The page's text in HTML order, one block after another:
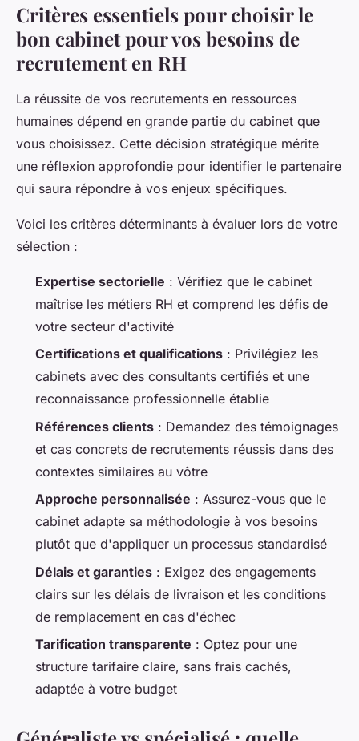
Critères essentiels pour choisir le
bon cabinet pour vos besoins de
recrutement en RH
La réussite de vos recrutements en ressources
humaines dépend en grande partie du cabinet que
vous choisissez. Cette décision stratégique mérite
une réflexion approfondie pour identifier le partenaire
qui saura répondre à vos enjeux spécifiques.
Voici les critères déterminants à évaluer lors de votre
sélection :
Expertise sectorielle : Vérifiez que le cabinet
maîtrise les métiers RH et comprend les défis de
votre secteur d'activité
Certifications et qualifications : Privilégiez les
cabinets avec des consultants certifiés et une
reconnaissance professionnelle établie
Références clients : Demandez des témoignages
et cas concrets de recrutements réussis dans des
contextes similaires au vôtre
Approche personnalisée : Assurez-vous que le
cabinet adapte sa méthodologie à vos besoins
plutôt que d'appliquer un processus standardisé
Délais et garanties : Exigez des engagements
clairs sur les délais de livraison et les conditions
de remplacement en cas d'échec
Tarification transparente : Optez pour une
structure tarifaire claire, sans frais cachés,
adaptée à votre budget